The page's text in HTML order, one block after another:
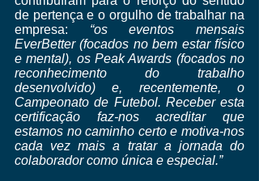
de pertença e o orgulho de trabalhar na
empresa: “os eventos mensais
EverBetter (focados no bem estar físico
e mental), os Peak Awards (focados no
reconhecimento do trabalho
desenvolvido) e, recentemente, o
Campeonato de Futebol. Receber esta
certificação faz-nos acreditar que
estamos no caminho certo e motiva-nos
cada vez mais a tratar a jornada do
colaborador como única e especial.”